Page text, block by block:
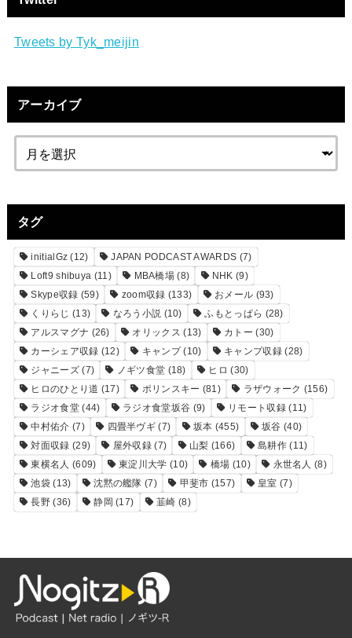
Tweets by Tyk_meijin
アーカイブ
タグ
initialGz (12) JAPAN PODCAST AWARDS (7)
Loft9 shibuya (11) MBA橋場 (8) NHK (9)
Skype収録 (59) zoom収録 (133) おメール (93)
くりらじ (13) なろう小説 (10) ふもとっぱら (28)
アルスマグナ (26) オリックス (13) カトー (30)
カーシェア収録 (12) キャンプ(10) キャンプ収録(28)
ジャニーズ(7) ノギツ食堂 (18) ヒロ (30)
ヒロのひとり道 (17) ポリンスキー (81) ラザウォーク (156)
ラジオ食堂(44) ラジオ食堂坂谷 (9) リモート収録(11)
中村佑介 (7) 四畳半ヴギ (7) 坂本 (455) 坂谷 (40)
対面収録 (29) 屋外収録 (7) 山梨 (166) 島耕作(11)
東横名人 (609) 東淀川大学 (10) 橋場 (10) 永世名人 (8)
池袋 (13) 沈黙の艦隊 (7) 甲斐市 (157) 皇室 (7)
長野 (36) 静岡 (17) 韮崎 (8)